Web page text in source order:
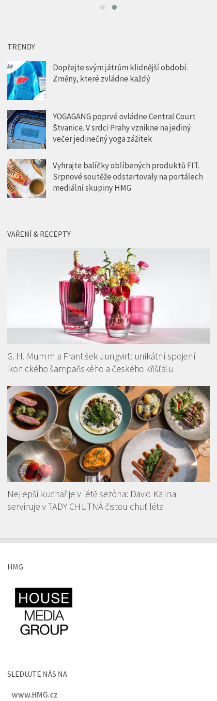
TRENDY
Dopřejte svým játrům klidnější období.
Změny, které zvládne každý
YOGAGANG poprvé ovládne Central Court
Štvanice. V srdci Prahy vznikne na jediný
večer jedinečný yoga zážitek
Vyhrajte balíčky oblíbených produktů FIT.
Srpnové soutěže odstartovaly na portálech
mediální skupiny HMG
VAŘENÍ & RECEPTY
G. H. Mumm a František Jungvirt: unikátní spojení
ikonického šampaňského a českého křišťálu
Nejlepší kuchař je v létě sezóna: David Kalina
servíruje v TADY CHUTNÁ čistou chuť léta
HMG
SLEDUJTE NÁS NA
www.HMG.cz